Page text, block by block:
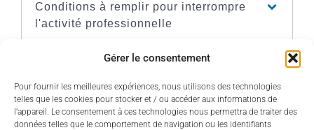
Gérer le consentement
Pour fournir les meilleures expériences, nous utilisons des technologies
telles que les cookies pour stocker et / ou accéder aux informations de
l’appareil. Le consentement à ces technologies nous permettra de traiter des
données telles que le comportement de navigation ou les identifiants
Conditions à remplir pour interrompre
l'activité professionnelle
Droit individuel à la formation
Reprise de l'activité professionnelle à
la fin du mandat